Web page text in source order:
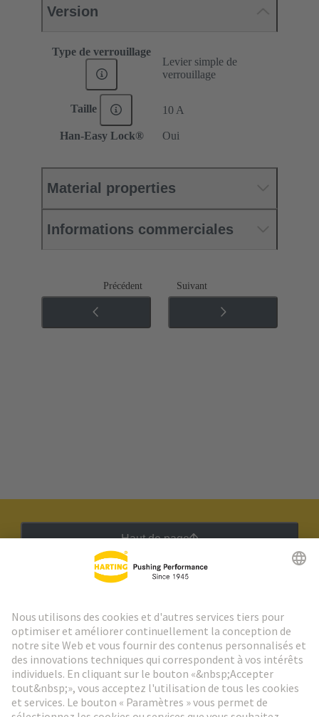
Version
Type de verrouillage
Levier simple de
verrouillage
Taille 10 A
Han-Easy Lock® Oui
Material properties
Informations commerciales
Précédent Suivant
Haut de page
Aller à l'inscription